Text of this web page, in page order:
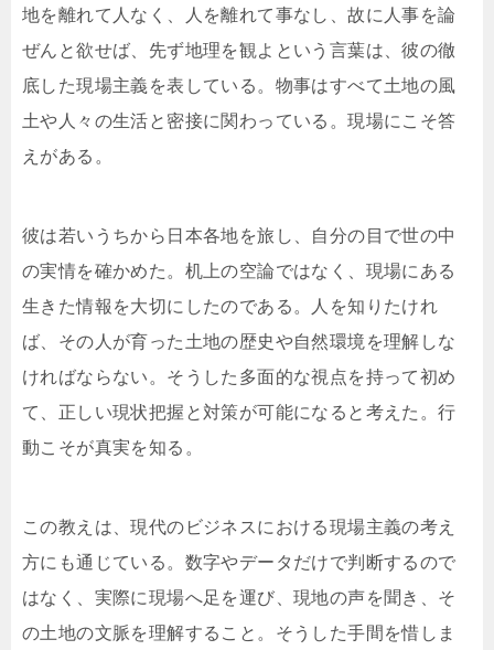
地を離れて人なく、人を離れて事なし、故に人事を論
ぜんと欲せば、先ず地理を観よという言葉は、彼の徹
底した現場主義を表している。物事はすべて土地の風
土や人々の生活と密接に関わっている。現場にこそ答
えがある。
彼は若いうちから日本各地を旅し、自分の目で世の中
の実情を確かめた。机上の空論ではなく、現場にある
生きた情報を大切にしたのである。人を知りたけれ
ば、その人が育った土地の歴史や自然環境を理解しな
ければならない。そうした多面的な視点を持って初め
て、正しい現状把握と対策が可能になると考えた。行
動こそが真実を知る。
この教えは、現代のビジネスにおける現場主義の考え
方にも通じている。数字やデータだけで判断するので
はなく、実際に現場へ足を運び、現地の声を聞き、そ
の土地の文脈を理解すること。そうした手間を惜しま